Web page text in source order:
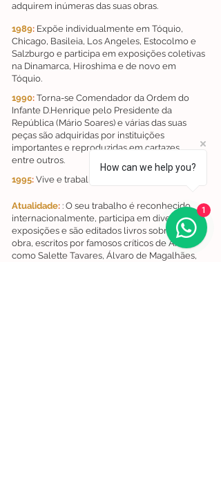
adquirem inúmeras das suas obras.
1989: Expõe individualmente em Tóquio,
Chicago, Basileia, Los Angeles, Estocolmo e
Salzburgo e participa em exposições coletivas
na Dinamarca, Hiroshima e de novo em
Tóquio.
1990: Torna-se Comendador da Ordem do
Infante D.Henrique pelo Presidente da
República (Mário Soares) e várias das suas
peças são adquiridas por instituições
importantes e reproduzidas em cartazes,
entre outros.
1995: Vive e trabalha em Lisboa e Paris.
Atualidade: : O seu trabalho é reconhecido
internacionalmente, participa em diversas
exposições e são editados livros sobre a sua
obra, escritos por famosos críticos de Arte
como Salette Tavares, Álvaro de Magalhães,
How can we help you?
1